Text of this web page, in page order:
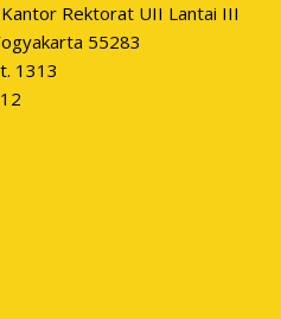
Rektorat UII Lantai III
55283
1313